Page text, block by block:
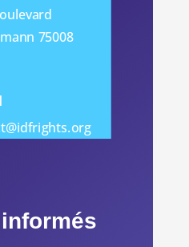
75008